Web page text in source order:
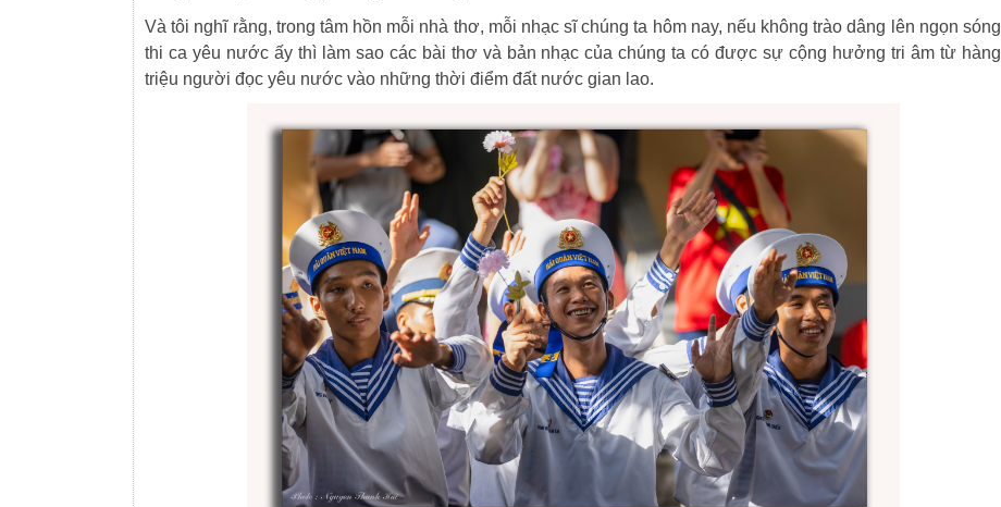
Và tôi nghĩ rằng, trong tâm hồn mỗi nhà thơ, mỗi nhạc sĩ chúng ta hôm nay, nếu không trào dâng lên ngọn sóng
thi ca yêu nước ấy thì làm sao các bài thơ và bản nhạc của chúng ta có được sự cộng hưởng tri âm từ hàng
triệu người đọc yêu nước vào những thời điểm đất nước gian lao.